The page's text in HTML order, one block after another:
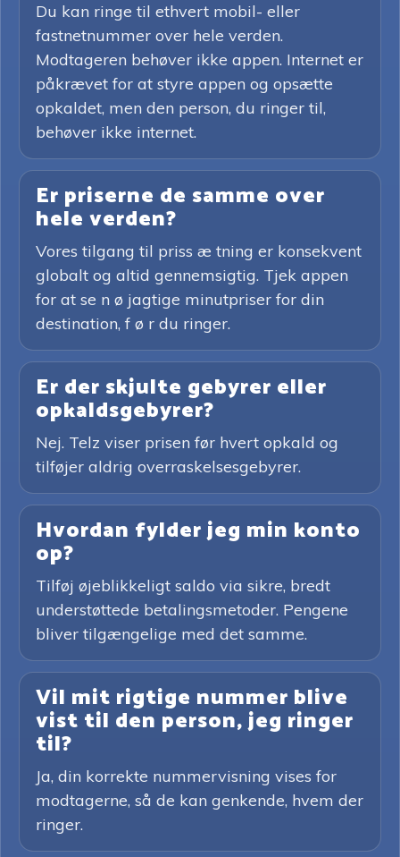
Du kan ringe til ethvert mobil- eller
fastnetnummer over hele verden.
Modtageren behøver ikke appen. Internet er
påkrævet for at styre appen og opsætte
opkaldet, men den person, du ringer til,
behøver ikke internet.
Er priserne de samme over
hele verden?
Vores tilgang til priss æ tning er konsekvent
globalt og altid gennemsigtig. Tjek appen
for at se n ø jagtige minutpriser for din
destination, f ø r du ringer.
Er der skjulte gebyrer eller
opkaldsgebyrer?
Nej. Telz viser prisen før hvert opkald og
tilføjer aldrig overraskelsesgebyrer.
Hvordan fylder jeg min konto
op?
Tilføj øjeblikkeligt saldo via sikre, bredt
understøttede betalingsmetoder. Pengene
bliver tilgængelige med det samme.
Vil mit rigtige nummer blive
vist til den person, jeg ringer
til?
Ja, din korrekte nummervisning vises for
modtagerne, så de kan genkende, hvem der
ringer.